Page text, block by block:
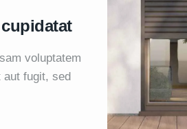
voluptatem
fugit, sed